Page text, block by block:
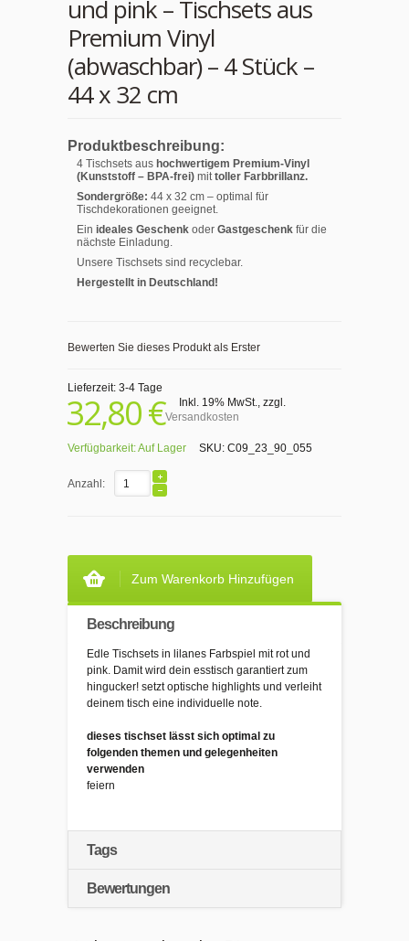
und pink – Tischsets aus
Premium Vinyl
(abwaschbar) – 4 Stück –
44 x 32 cm
Produktbeschreibung:
4 Tischsets aus hochwertigem Premium-Vinyl
(Kunststoff – BPA-frei) mittoller Farbbrillanz.
Sondergröße: 44 x 32 cm – optimal für
Tischdekorationen geeignet.
Ein ideales Geschenk oder Gastgeschenk für die
nächste Einladung.
Unsere Tischsets sind recyclebar.
Hergestellt in Deutschland!
Bewerten Sie dieses Produkt als Erster
Lieferzeit: 3-4 Tage
32,80 € Inkl. 19% MwSt., zzgl.
Versandkosten
Verfügbarkeit:Auf Lager SKU: C09_23_90_055
Anzahl:
Zum Warenkorb Hinzufügen
Beschreibung
Edle Tischsets in lilanes Farbspiel mit rot und
pink. Damit wird dein esstisch garantiert zum
hingucker! setzt optische highlights und verleiht
deinem tisch eine individuelle note.
dieses tischset lässt sich optimal zu
folgenden themen und gelegenheiten
verwenden
feiern
Tags
Bewertungen